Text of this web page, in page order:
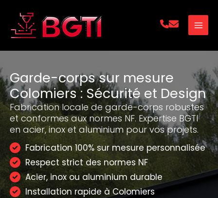
contenu
Garde-corps sur mesure
Colomiers : Sécurité et Design
Fabrication locale de garde-corps robustes
et conformes aux normes NF. Expertise BGTI
en acier, inox et aluminium pour vos projets.
Fabrication 100% sur mesure personnalisée
Respect strict des normes NF
Acier, inox ou aluminium durable
Installation rapide à Colomiers